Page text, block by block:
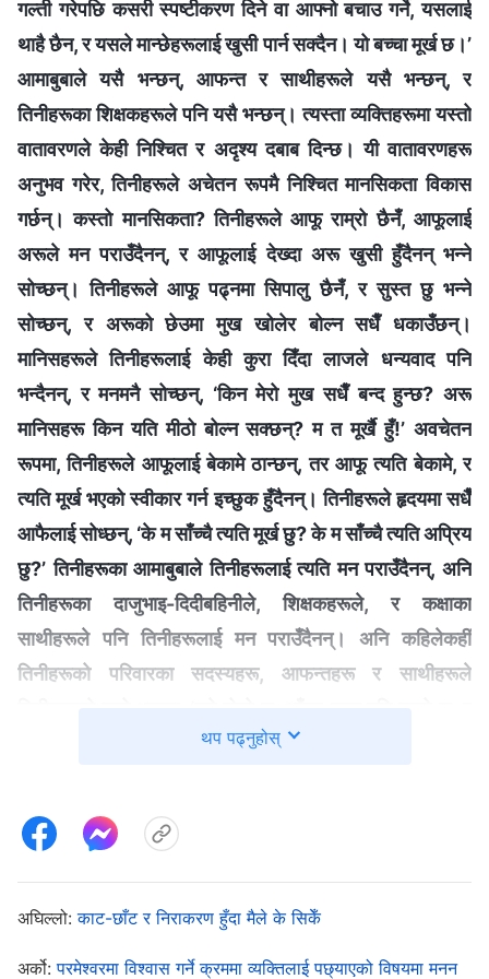
गल्ती गरेपछि कसरी स्पष्टीकरण दिने वा आफ्‍नो बचाउ गर्ने, यसलाई
थाहै छैन, र यसले मान्छेहरूलाई खुसी पार्न सक्दैन। यो बच्‍चा मूर्ख छ।’
आमाबुबाले यसै भन्छन्, आफन्त र साथीहरूले यसै भन्छन्, र
तिनीहरूका शिक्षकहरूले पनि यसै भन्छन्। त्यस्ता व्यक्तिहरूमा यस्तो
वातावरणले केही निश्‍चित र अदृश्य दबाब दिन्छ। यी वातावरणहरू
अनुभव गरेर, तिनीहरूले अचेतन रूपमै निश्‍चित मानसिकता विकास
गर्छन्। कस्तो मानसिकता? तिनीहरूले आफू राम्रो छैनँ, आफूलाई
अरूले मन पराउँदैनन्, र आफूलाई देख्दा अरू खुसी हुँदैनन् भन्‍ने
सोच्छन्। तिनीहरूले आफू पढ्नमा सिपालु छैनँ, र सुस्त छु भन्‍ने
सोच्छन्, र अरूको छेउमा मुख खोलेर बोल्‍न सधैँ धकाउँछन्।
मानिसहरूले तिनीहरूलाई केही कुरा दिँदा लाजले धन्यवाद पनि
भन्दैनन्, र मनमनै सोच्छन्, ‘किन मेरो मुख सधैँ बन्द हुन्छ? अरू
मानिसहरू किन यति मीठो बोल्‍न सक्छन्? म त मूर्खै हुँ!’ अवचेतन
रूपमा, तिनीहरूले आफूलाई बेकामे ठान्छन्, तर आफू त्यति बेकामे, र
त्यति मूर्ख भएको स्वीकार गर्न इच्छुक हुँदैनन्। तिनीहरूले हृदयमा सधैँ
आफैलाई सोध्छन्, ‘के म साँच्‍चै त्यति मूर्ख छु? के म साँच्‍चै त्यति अप्रिय
छु?’ तिनीहरूका आमाबुबाले तिनीहरूलाई त्यति मन पराउँदैनन्, अनि
तिनीहरूका दाजुभाइ-दिदीबहिनीले, शिक्षकहरूले, र कक्षाका
साथीहरूले पनि तिनीहरूलाई मन पराउँदैनन्। अनि कहिलेकहीँ
तिनीहरूको परिवारका सदस्यहरू, आफन्तहरू र साथीहरूले
त्यस्तो रूपले त, ठूलो भएपछि त्यो सफल हुँदैन।’ त्यसकारण, जब
अवस्थामा, तिनीहरूको हृदयको गहिराइमा लुकेर रहेको प्रतिरोध,
असन्तुष्टि, अनिच्छा, र अस्वीकार क्रमिक रूपमा आफ्‍नो कमीकमजोरी,
त्रुटि, र समस्याहरूको स्वीकार र अङ्गीकारमा परिणत हुन्छ। तर
तिनीहरूले यो वास्तविकता स्विकार्न सके पनि, तिनीहरूको हृदयमा
एउटा अटुट संवेग पैदा भइरहन्छ। यो संवेग के हो? यो संवेग हीनताबोध
थप पढ्नुहोस्
अघिल्लो:काट-छाँट र निराकरण हुँदा मैले के सिकेँ
अर्को:परमेश्‍वरमा विश्‍वास गर्ने क्रममा व्यक्तिलाई पछ्याएको विषयमा मनन